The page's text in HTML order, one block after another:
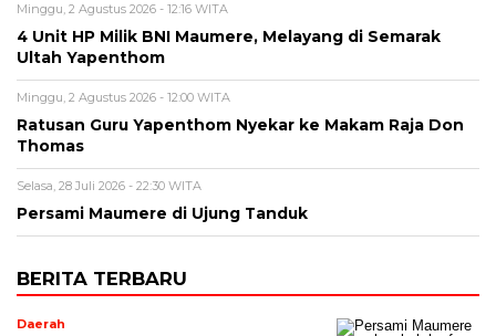
Minggu, 2 Agustus 2026 - 12:16 WITA
4 Unit HP Milik BNI Maumere, Melayang di Semarak
Ultah Yapenthom
Minggu, 2 Agustus 2026 - 12:00 WITA
Ratusan Guru Yapenthom Nyekar ke Makam Raja Don
Thomas
Selasa, 28 Juli 2026 - 22:30 WITA
Persami Maumere di Ujung Tanduk
BERITA TERBARU
Daerah